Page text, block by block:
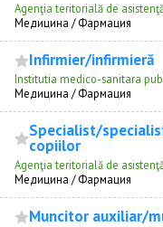
Agenţia teritorială de
Медицина / Фармация
Infirmier/infirmieră
Institutia medico-sanitara
Медицина / Фармация
Specialist/
copiilor
Agenţia teritorială de
Медицина / Фармация
Muncitor auxiliar/